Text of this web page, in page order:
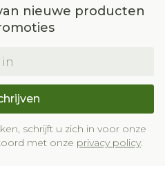
nieuwe producten
schrijft u zich in voor onze
met onze privacy policy.